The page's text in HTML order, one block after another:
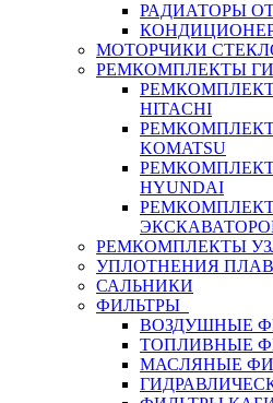
РАДИАТОРЫ
МОТОРЧИКИ
РЕМКОМПЛЕКТЫ
HITACHI
KOMATSU
HYUNDAI
РЕМКОМПЛЕКТЫ
УПЛОТНЕНИЯ
САЛЬНИКИ
ФИЛЬТРЫ
ВОЗДУШНЫЕ
ТОПЛИВНЫЕ
МАСЛЯНЫЕ